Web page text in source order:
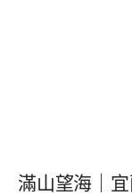
滿山望海｜